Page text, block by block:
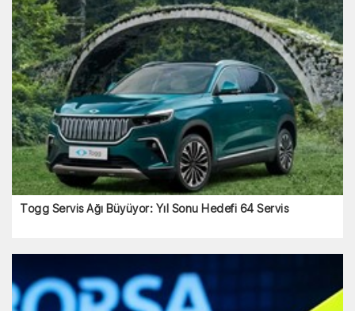
Togg Servis Ağı Büyüyor: Yıl Sonu Hedefi 64 Servis